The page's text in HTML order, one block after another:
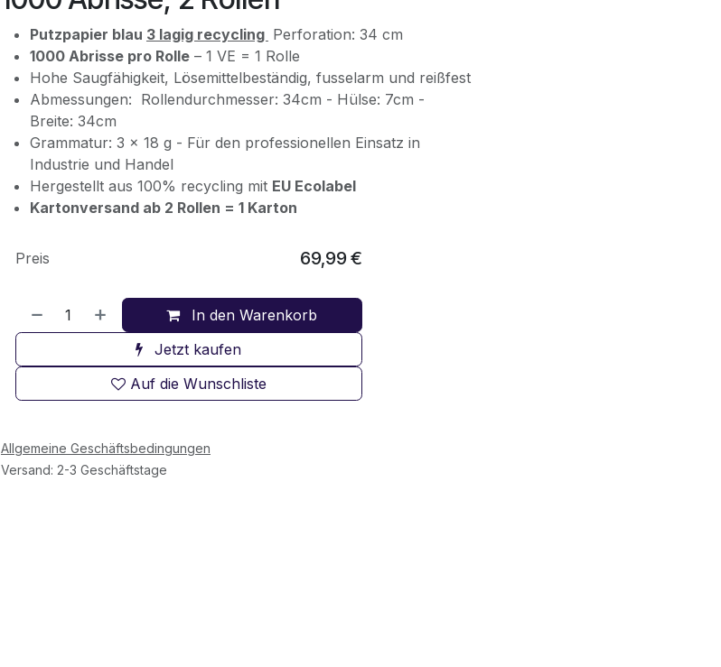
Putzpapier blau 3 lagig recycling Perforation: 34 cm
1000 Abrisse pro Rolle– 1 VE = 1 Rolle
Hohe Saugfähigkeit, Lösemittelbeständig, fusselarm und reißfest
Abmessungen: Rollendurchmesser: 34cm - Hülse: 7cm -
Breite: 34cm
Grammatur: 3 x 18 g - Für den professionellen Einsatz in
Industrie und Handel
Hergestellt aus 100% recycling mit EU Ecolabel
Kartonversand ab 2 Rollen = 1 Karton
In den Warenkorb
Jetzt kaufen
Auf die Wunschliste
Preis 69,99€
Allgemeine Geschäftsbedingungen
Versand: 2-3 Geschäftstage